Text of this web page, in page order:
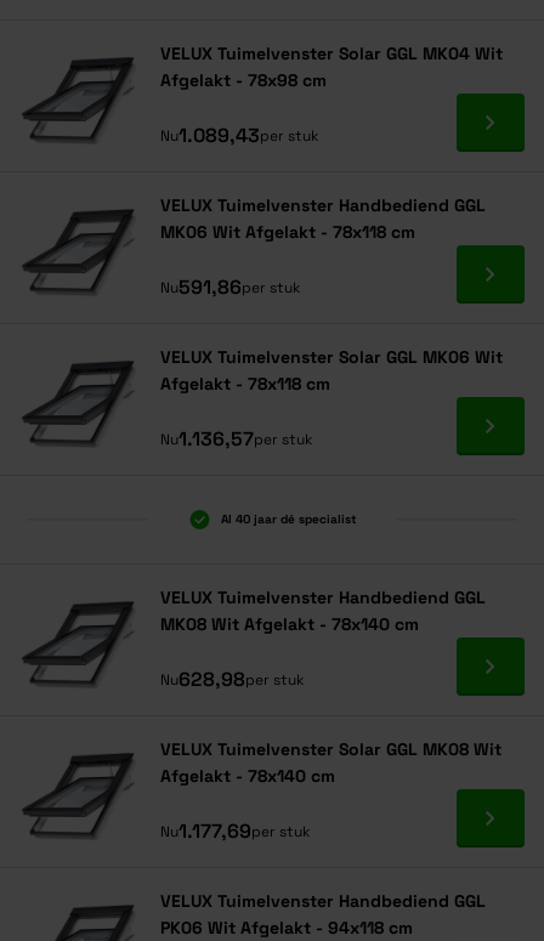
VELUX Tuimelvenster Solar GGL MK04 Wit
Afgelakt - 78x98 cm
Nu1.089,43per stuk Ga
VELUX Tuimelvenster Handbediend GGL
MK06 Wit Afgelakt - 78x118 cm
Nu591,86per stuk Ga
VELUX Tuimelvenster Solar GGL MK06 Wit
Afgelakt - 78x118 cm
Nu1.136,57per stuk Ga
Al 40 jaar dé specialist
VELUX Tuimelvenster Handbediend GGL
MK08 Wit Afgelakt - 78x140 cm
Nu628,98per stuk Ga
VELUX Tuimelvenster Solar GGL MK08 Wit
Afgelakt - 78x140 cm
Nu1.177,69per stuk Ga
VELUX Tuimelvenster Handbediend GGL
PK06 Wit Afgelakt - 94x118 cm